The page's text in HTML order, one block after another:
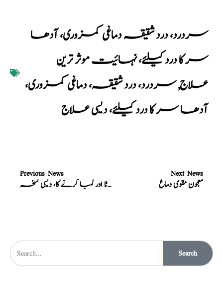
سردرد، درد شقیقہ دماغی کمزوری، آدھا
سر کا درد کیلئے، نہائیت موثر ترین
علاج,سردرد، درد شقیقہ، دماغی کمزوری،
آدھا سر کا درد کیلئے، دیسی علاج
Previous News
عضو خاص کو موٹا اور لمبا کرنے کا، دیسی نسخہ
Next News
معجون مقوی دماغ
Search